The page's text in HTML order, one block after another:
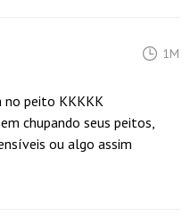
1M
no peito KKKKK
chupando seus peitos,
ou algo assim